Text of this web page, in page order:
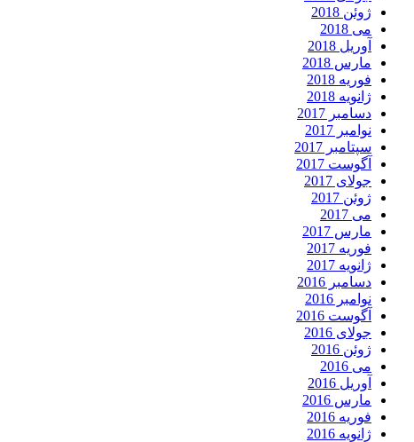
ژوئن 2018
می 2018
آوریل 2018
مارس 2018
فوریه 2018
ژانویه 2018
دسامبر 2017
نوامبر 2017
سپتامبر 2017
آگوست 2017
جولای 2017
ژوئن 2017
می 2017
مارس 2017
فوریه 2017
ژانویه 2017
دسامبر 2016
نوامبر 2016
آگوست 2016
جولای 2016
ژوئن 2016
می 2016
آوریل 2016
مارس 2016
فوریه 2016
ژانویه 2016